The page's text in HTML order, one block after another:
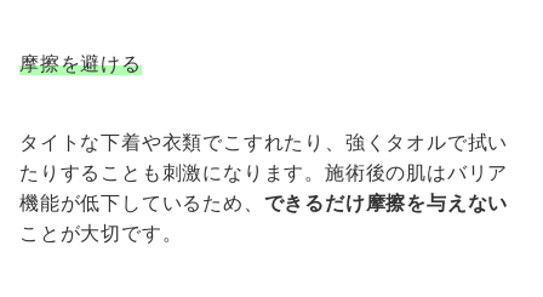
摩擦を避ける
タイトな下着や衣類でこすれたり、強くタオルで拭い
たりすることも刺激になります。施術後の肌はバリア
機能が低下しているため、 できるだけ摩擦を与えない
ことが大切です。